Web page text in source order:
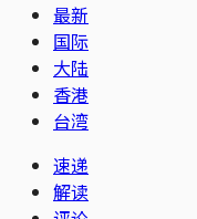
最新
国际
大陆
香港
台湾
速递
解读